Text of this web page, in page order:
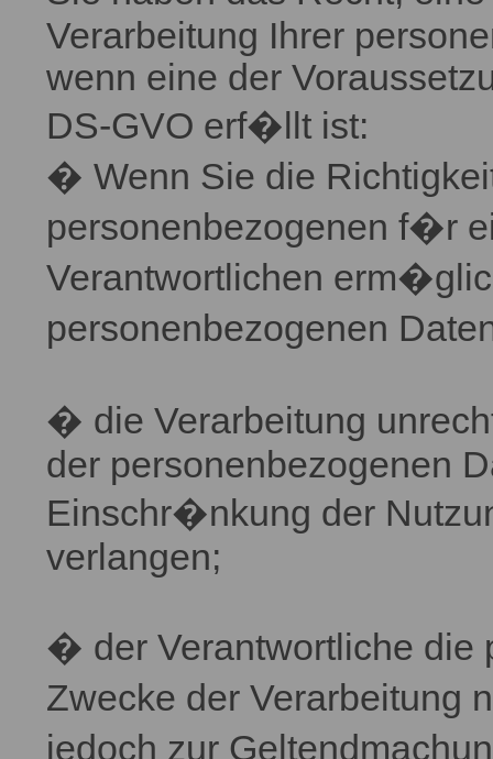
Verarbeitung Ihrer
wenn eine der
DS-GVO erf�llt ist:
� Wenn Sie die
personenbezogenen f�r
Verantwortlichen
personenbezogenen
� die Verarbeitung
der personenbezogenen
Einschr�nkung der
verlangen;
� der Verantwortliche die
Zwecke der
jedoch zur